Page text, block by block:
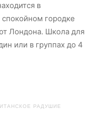
в
городке
Лондона. Школа для
или в группах до 4
РАДУШИЕ